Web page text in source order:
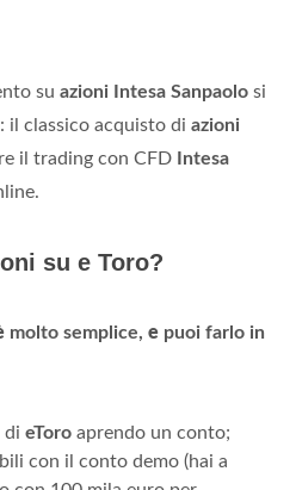
su azioni Intesa Sanpaolo si
il classico acquisto di azioni
il trading con CFD
Intesa
su e Toro?
molto semplice, e puoi farlo in
di eToro aprendo un conto;
con il conto demo (hai a